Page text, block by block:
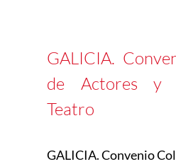
GALICIA.
de Actores y
Teatro
GALICIA. Convenio